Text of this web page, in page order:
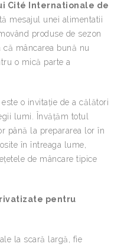
Cité Internationale de
mesajul unei alimentatii
produse de sezon
mâncarea bună nu
o mică parte a
o invitație de a călători
lumi. Învățăm totul
până la prepararea lor în
în întreaga lume,
de mâncare tipice
pentru
la scară largă, fie